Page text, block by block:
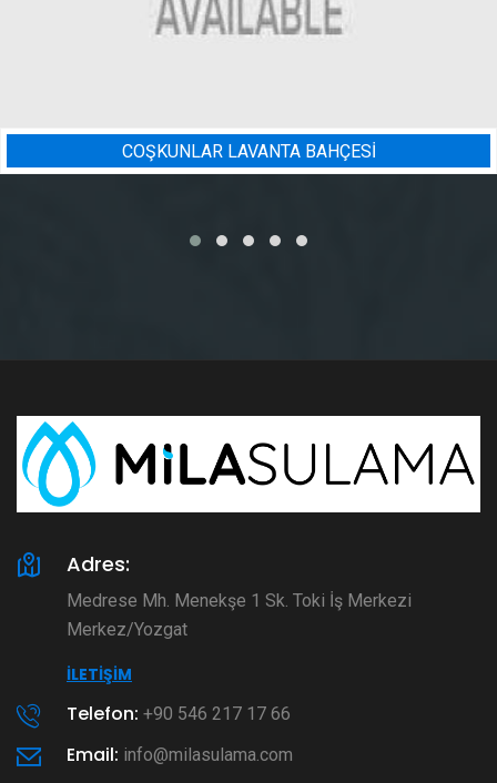
BADEM BAHÇESI
Adres:
Medrese Mh. Menekşe 1 Sk. Toki İş Merkezi
Merkez/Yozgat
İLETIŞIM
Telefon: +90 546 217 17 66
Email: info@milasulama.com